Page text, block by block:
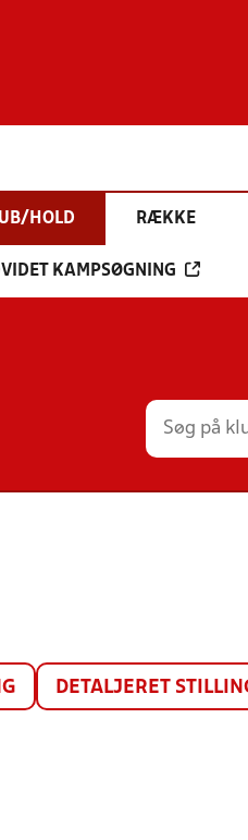
HOLD RÆKKE
KAMPSØGNING
DETALJERET